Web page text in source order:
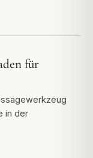
für
in der